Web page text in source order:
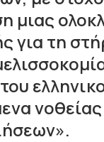
μιας
για τη
νοθείας